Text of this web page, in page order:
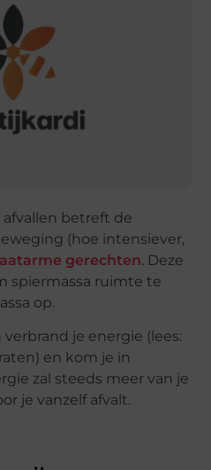
betreft de
(hoe intensiever,
gerechten. Deze
spiermassa ruimte te
op.
je energie (lees:
en kom je in
zal steeds meer van je
je vanzelf afvalt.